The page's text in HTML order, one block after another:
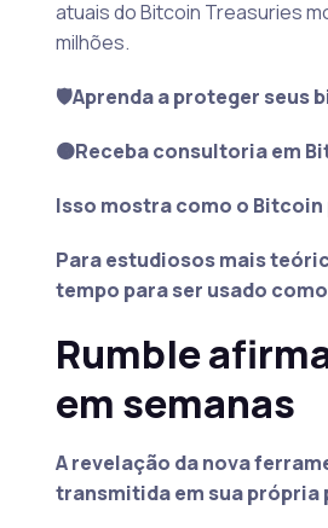
atuais do Bitcoin Treasuries
milhões.
🛡️Aprenda a proteger seus
🟠Receba consultoria em
Isso mostra como o
Para estudiosos mais
tempo para ser usado
Rumble
em semanas
A revelação da nova
transmitida em sua